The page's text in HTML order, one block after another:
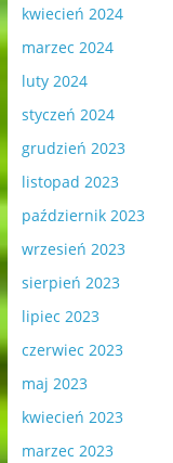
kwiecień 2024
marzec 2024
luty 2024
styczeń 2024
grudzień 2023
listopad 2023
październik 2023
wrzesień 2023
sierpień 2023
lipiec 2023
czerwiec 2023
maj 2023
kwiecień 2023
marzec 2023